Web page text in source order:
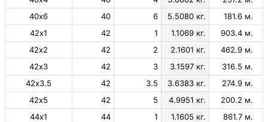
40х6
40 6 5.5080 кг.
181.6 м.
42х1
42 1 1.1069 кг.
903.4 м.
42х2
42 2 2.1601 кг.
462.9 м.
42х3
42 3 3.1597 кг.
316.5 м.
42х3.5
42 3.5 3.6383 кг.
274.9 м.
42х5
42 5 4.9951 кг.
200.2 м.
44х1
44 1 1.1605 кг.
861.7 м.